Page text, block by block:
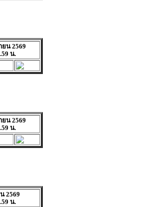
น 2569
น.
น 2569
น.
2569
น.